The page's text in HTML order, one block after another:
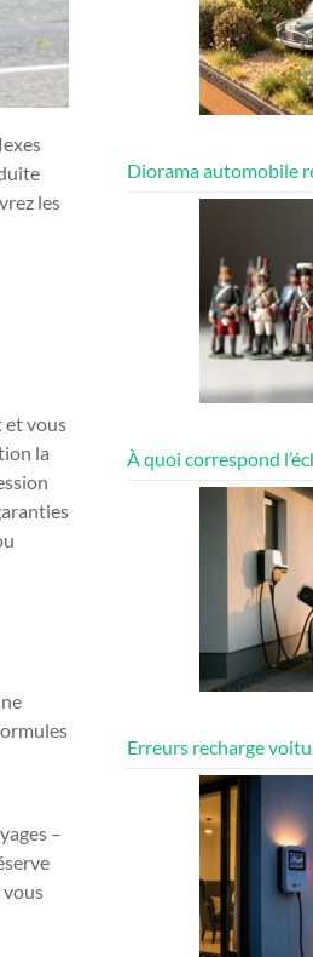
les
et vous
la
–
Diorama automobile
À quoi correspond
Erreurs recharge